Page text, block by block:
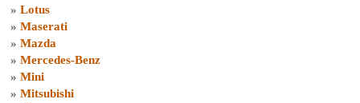
» Lotus
» Maserati
» Mazda
» Mercedes-Benz
» Mini
» Mitsubishi